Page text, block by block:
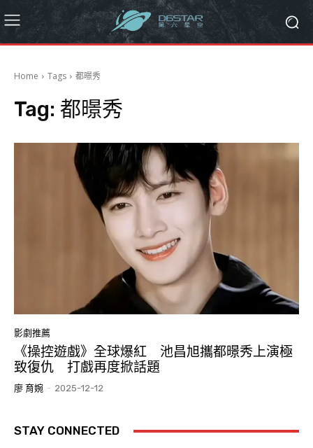
Home Tags 都暻秀
Tag: 都暻秀
影劇推薦
《操控遊戲》全球爆紅 池昌旭攜都暻秀上演極
致復仇 打戲再度掀話題
廖 育婉 - 2025-12-12
STAY CONNECTED